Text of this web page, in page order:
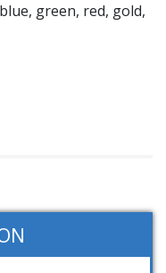
green, red, gold,